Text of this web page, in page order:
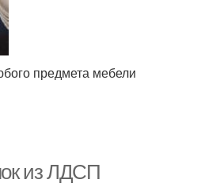
предмета мебели
из ЛДСП